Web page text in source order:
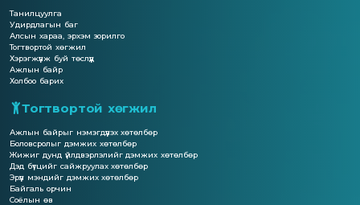
Танилцуулга
Удирдлагын баг
Алсын хараа, эрхэм зорилго
Тогтвортой хөгжил
Хэрэгжүүлж буй төслүүд
Ажлын байр
Холбоо барих
Тогтвортой хөгжил
Ажлын байрыг нэмэгдүүлэх хөтөлбөр
Боловсролыг дэмжих хөтөлбөр
Жижиг дунд үйлдвэрлэлийг дэмжих хөтөлбөр
Дэд бүтцийг сайжруулах хөтөлбөр
Эрүүл мэндийг дэмжих хөтөлбөр
Байгаль орчин
Соёлын өв